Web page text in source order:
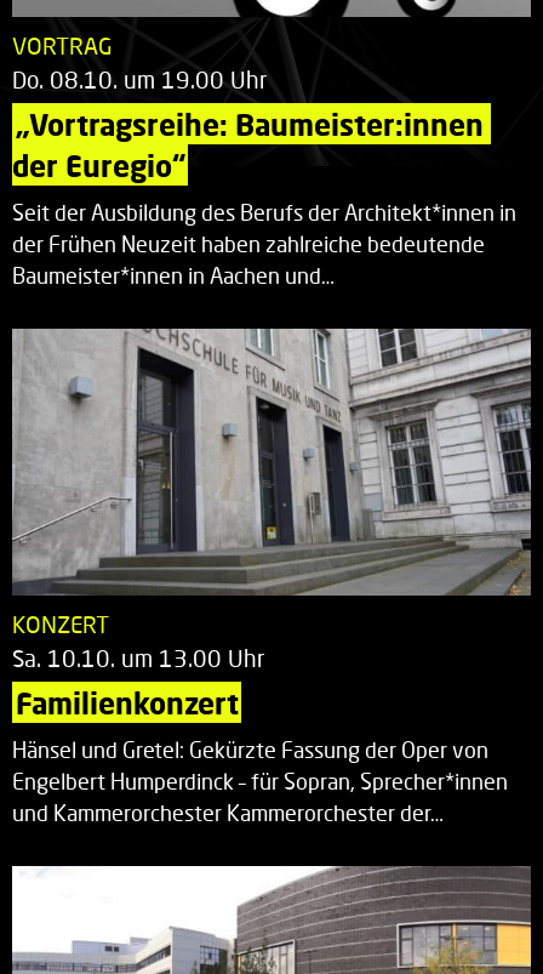
VORTRAG
Do. 08.10. um 19.00 Uhr
„Vortragsreihe: Baumeister:innen
der Euregio“
Seit der Ausbildung des Berufs der Architekt*innen in
der Frühen Neuzeit haben zahlreiche bedeutende
Baumeister*innen in Aachen und…
KONZERT
Sa. 10.10. um 13.00 Uhr
Familienkonzert
Hänsel und Gretel: Gekürzte Fassung der Oper von
Engelbert Humperdinck – für Sopran, Sprecher*innen
und Kammerorchester Kammerorchester der…